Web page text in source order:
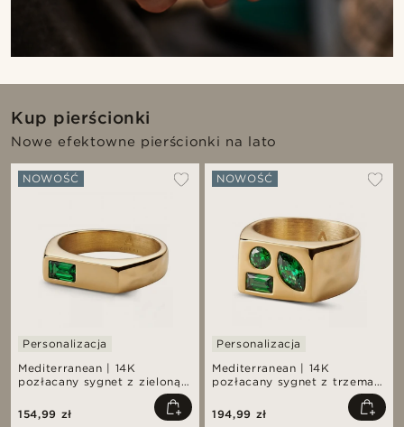
Kup pierścionki
Nowe efektowne pierścionki na lato
Mediterranean | 14K
pozłacany sygnet z zieloną
NOWOŚĆ
Personalizacja
154,99 zł
Mediterranean | 14K
pozłacany sygnet z trzema
NOWOŚĆ
Personalizacja
194,99 zł